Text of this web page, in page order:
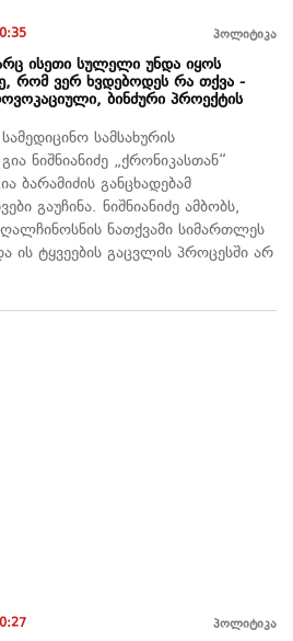
პოლიტიკა
არც ისეთი სულელი უნდა იყოს
რომ ვერ ხვდებოდეს რა თქვა -
ბინძური პროექტის
სამსახურის
ნიშნიანიძე „ქრონიკასთან“
ბარამიძის განცხადებამ
გაუჩინა. ნიშნიანიძე ამბობს,
ნათქვამი სიმართლეს
ის ტყვეების გაცვლის პროცესში არ
პოლიტიკა